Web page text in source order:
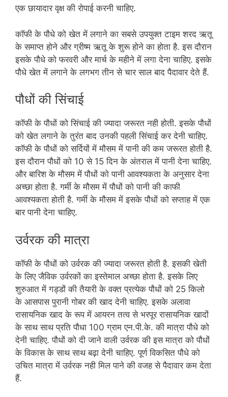
एक छायादार वृक्ष की रोपाई करनी चाहिए.
कॉफी के पौधे को खेत में लगाने का सबसे उपयुक्त टाइम शरद ऋतू
के समाप्त होने और ग्रीष्म ऋतू के शुरू होने का होता है. इस दौरान
इसके पौधे को फरवरी और मार्च के महीने में लगा देना चाहिए. इसके
पौधे खेत में लगाने के लगभग तीन से चार साल बाद पैदावार देते हैं.
पौधों की सिंचाई
कॉफी के पौधों को सिंचाई की ज्यादा जरूरत नही होती. इसके पौधों
को खेत लगाने के तुरंत बाद उनकी पहली सिंचाई कर देनी चाहिए.
कॉफी के पौधों को सर्दियों में मौसम में पानी की कम जरूरत होती है.
इस दौरान पौधों को 10 से 15 दिन के अंतराल में पानी देना चाहिए.
और बारिश के मौसम में पौधों को पानी आवश्यकता के अनुसार देना
अच्छा होता है. गर्मी के मौसम में पौधों को पानी की काफी
आवश्यकता होती है. गर्मी के मौसम में इसके पौधों को सप्ताह में एक
बार पानी देना चाहिए.
उर्वरक की मात्रा
कॉफी के पौधों को उर्वरक की ज्यादा जरूरत होती है. इसकी खेती
के लिए जैविक उर्वरकों का इस्तेमाल अच्छा होता है. इसके लिए
शुरुआत में गड्डों की तैयारी के वक्त प्रत्येक पौधों को 25 किलो
के आसपास पुरानी गोबर की खाद देनी चाहिए. इसके अलावा
रासायनिक खाद के रूप में आयरन तत्व से भरपूर रासायनिक खादों
के साथ साथ प्रति पौधा 100 ग्राम एन.पी.के. की मात्रा पौधे को
देनी चाहिए. पौधों को दी जाने वाली उर्वरक की इस मात्रा को पौधों
के विकास के साथ साथ बढ़ा देनी चाहिए. पूर्ण विकसित पौधे को
उचित मात्रा में उर्वरक नही मिल पाने की वजह से पैदावार कम देता
हैं.